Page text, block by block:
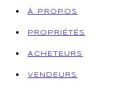
À PROPOS
PROPRIÉTÉS
ACHETEURS
VENDEURS